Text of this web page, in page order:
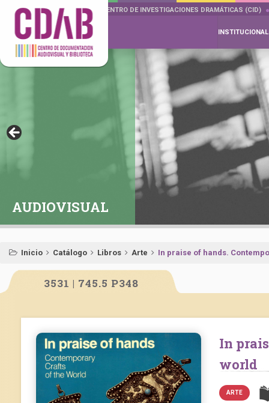
DOCUMENTA DRAMÁTICAS CENTRO DE INVESTIGACIONES DRAMÁTICAS (CID)
INSTITUCIONAL
AUDIOVISUAL
Inicio Catálogo Libros Arte In praise of hands.
3531 | 745.5 P348
In praise of hands. Contemporary crafts of the
world
ARTE